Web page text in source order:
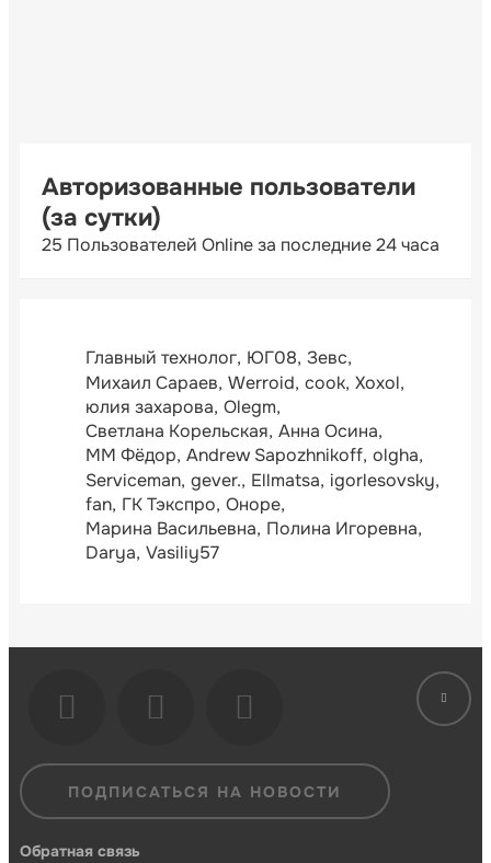
Авторизованные пользователи
(за сутки)
25 Пользователей Online за последние 24 часа
Главный технолог ЮГ08 Зевс
Михаил Сараев Werroid cook Xoxol
юлия захарова Olegm
Светлана Корельская Анна Осина
ММ Фёдор Andrew Sapozhnikoff olgha
Serviceman gever. Ellmatsa igorlesovsky
fan ГК Тэкспро Оноре
Марина Васильевна Полина Игоревна
Darya Vasiliy57
ПОДПИСАТЬСЯ НА НОВОСТИ
Обратная связь